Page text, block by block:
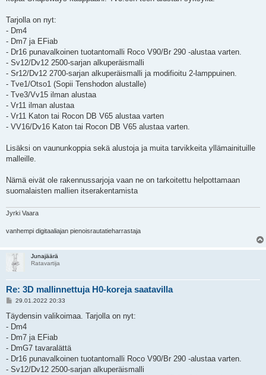
Tarjolla on nyt:
- Dm4
- Dm7 ja EFiab
- Dr16 punavalkoinen tuotantomalli Roco V90/Br 290 -alustaa varten.
- Sv12/Dv12 2500-sarjan alkuperäismalli
- Sr12/Dv12 2700-sarjan alkuperäismalli ja modifioitu 2-lamppuinen.
- Tve1/Otso1 (Sopii Tenshodon alustalle)
- Tve3/Vv15 ilman alustaa
- Vr11 ilman alustaa
- Vr11 Katon tai Rocon DB V65 alustaa varten
- VV16/Dv16 Katon tai Rocon DB V65 alustaa varten.
Lisäksi on vaununkoppia sekä alustoja ja muita tarvikkeita yllämainituille
malleille.
Nämä eivät ole rakennussarjoja vaan ne on tarkoitettu helpottamaan
suomalaisten mallien itserakentamista
Jyrki Vaara
vanhempi digitaaliajan pienoisrautatieharrastaja
Junajäärä
Ratavartija
Re: 3D mallinnettuja H0-koreja saatavilla
V
e
s
t
i
29.01.2022 20:33
Täydensin valikoimaa. Tarjolla on nyt:
- Dm4
- Dm7 ja EFiab
- DmG7 tavaralättä
- Dr16 punavalkoinen tuotantomalli Roco V90/Br 290 -alustaa varten.
- Sv12/Dv12 2500-sarjan alkuperäismalli